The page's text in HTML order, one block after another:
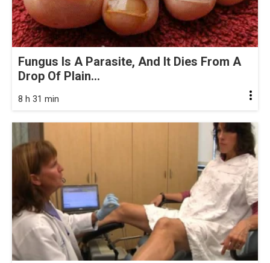
Fungus Is A Parasite, And It Dies From A
Drop Of Plain...
8 h 31 min